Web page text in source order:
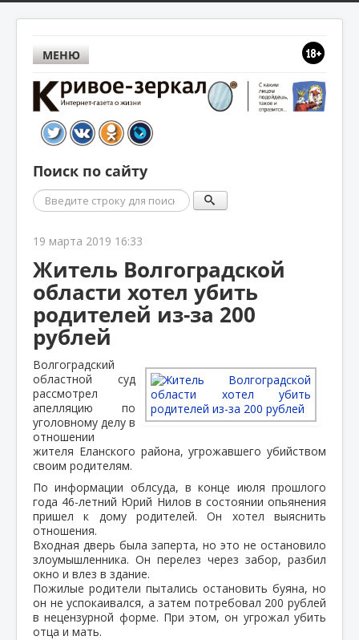
МЕНЮ
Поиск по сайту
Поиск
19 марта 2019 16:33
Житель Волгоградской
области хотел убить
родителей из-за 200
рублей
Волгоградский
областной суд
рассмотрел
апелляцию по
уголовному делу в
отношении
жителя Еланского района, угрожавшего убийством
своим родителям.
По информации облсуда, в конце июля прошлого
года 46-летний Юрий Нилов в состоянии опьянения
пришел к дому родителей. Он хотел выяснить
отношения.
Входная дверь была заперта, но это не остановило
злоумышленника. Он перелез через забор, разбил
окно и влез в здание.
Пожилые родители пытались остановить буяна, но
он не успокаивался, а затем потребовал 200 рублей
в нецензурной форме. При этом, он угрожал убить
отца и мать.